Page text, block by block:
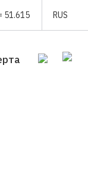
51.615 RUS